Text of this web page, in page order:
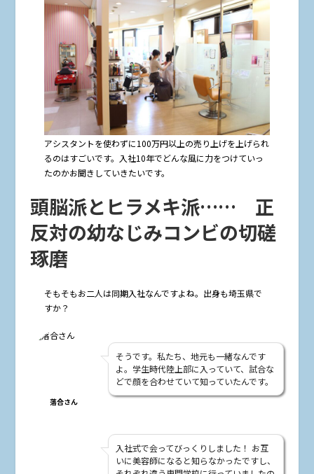
――アシスタントを使わずに100万円以上の売り上げを上げられ
るのはすごいです。入社10年でどんな風に力をつけていっ
たのかお聞きしていきたいです。
頭脳派とヒラメキ派…… 正
反対の幼なじみコンビの切磋
琢磨
――そもそもお二人は同期入社なんですよね。出身も埼玉県で
すか？
落合さん
そうです。私たち、地元も一緒なんです
よ。学生時代陸上部に入っていて、試合な
どで顔を合わせていて知っていたんです。
入社式で会ってびっくりしました！ お互
いに美容師になると知らなかったですし、